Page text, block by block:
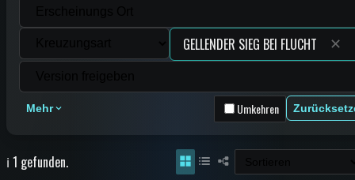
✕
Mehr Umkehren
ℹ️ 1 gefunden.